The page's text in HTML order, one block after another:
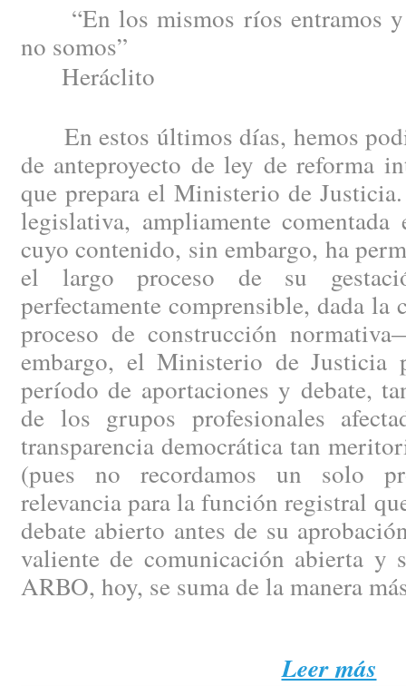
“En los mismos ríos entramos y
no somos”
Heráclito
En estos últimos días, hemos
de anteproyecto de ley de reforma
que prepara el Ministerio de
legislativa, ampliamente
cuyo contenido, sin embargo, ha
el largo proceso de su
perfectamente comprensible, dada
proceso de construcción
embargo, el Ministerio de Justicia
período de aportaciones y debate,
de los grupos profesionales
transparencia democrática tan
(pues no recordamos un solo
relevancia para la función registral
debate abierto antes de su
valiente de comunicación abierta y
ARBO, hoy, se suma de la manera
Leer más